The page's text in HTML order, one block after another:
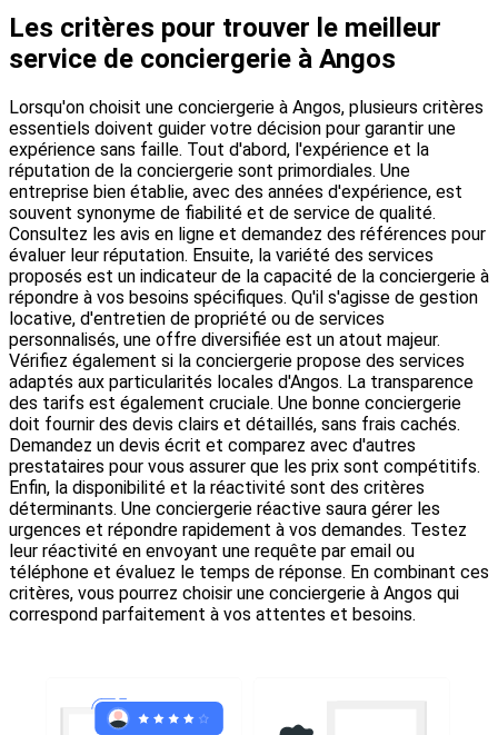
Les critères pour trouver le meilleur
service de conciergerie à Angos
Lorsqu'on choisit une conciergerie à Angos, plusieurs critères
essentiels doivent guider votre décision pour garantir une
expérience sans faille. Tout d'abord, l'expérience et la
réputation de la conciergerie sont primordiales. Une
entreprise bien établie, avec des années d'expérience, est
souvent synonyme de fiabilité et de service de qualité.
Consultez les avis en ligne et demandez des références pour
évaluer leur réputation. Ensuite, la variété des services
proposés est un indicateur de la capacité de la conciergerie à
répondre à vos besoins spécifiques. Qu'il s'agisse de gestion
locative, d'entretien de propriété ou de services
personnalisés, une offre diversifiée est un atout majeur.
Vérifiez également si la conciergerie propose des services
adaptés aux particularités locales d'Angos. La transparence
des tarifs est également cruciale. Une bonne conciergerie
doit fournir des devis clairs et détaillés, sans frais cachés.
Demandez un devis écrit et comparez avec d'autres
prestataires pour vous assurer que les prix sont compétitifs.
Enfin, la disponibilité et la réactivité sont des critères
déterminants. Une conciergerie réactive saura gérer les
urgences et répondre rapidement à vos demandes. Testez
leur réactivité en envoyant une requête par email ou
téléphone et évaluez le temps de réponse. En combinant ces
critères, vous pourrez choisir une conciergerie à Angos qui
correspond parfaitement à vos attentes et besoins.